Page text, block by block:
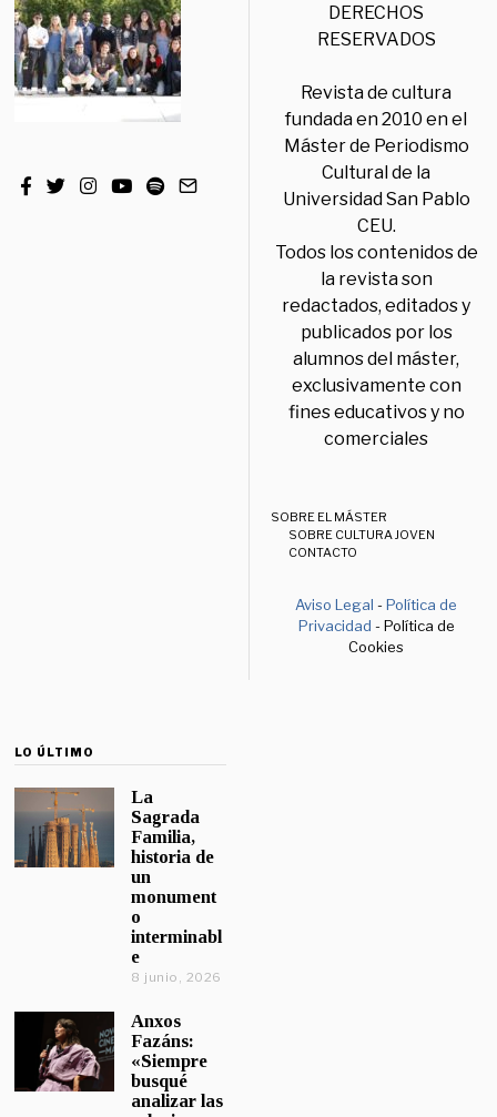
DERECHOS
RESERVADOS
Revista de cultura
fundada en 2010 en el
Máster de Periodismo
Cultural de la
Universidad San Pablo
CEU.
Todos los contenidos de
la revista son
redactados, editados y
publicados por los
alumnos del máster,
exclusivamente con
fines educativos y no
comerciales
SOBRE EL MÁSTER
SOBRE CULTURA JOVEN
CONTACTO
Aviso Legal -Política de
Privacidad - Política de
Cookies
LO ÚLTIMO
La
Sagrada
Familia,
historia de
un
monument
o
interminabl
e
8 junio, 2026
Anxos
Fazáns:
«Siempre
busqué
analizar las